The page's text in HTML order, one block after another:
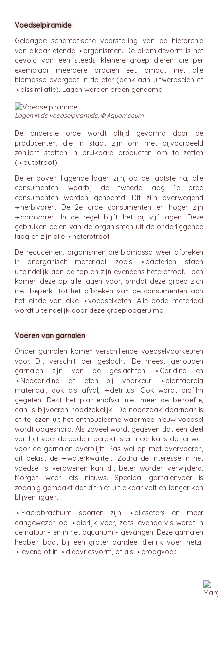
Voedselpiramide
Gelaagde schematische voorstelling van de hiërarchie
van elkaar etende ➛organismen. De piramidevorm is het
gevolg van een steeds kleinere groep dieren die per
exemplaar meerdere prooien eet, omdat niet alle
biomassa overgaat in de eter (denk aan uitwerpselen of
➛dissimilatie). Lagen worden orden genoemd.
Lagen in de voedselpiramide. © Aquamecum
De onderste orde wordt altijd gevormd door de
producenten, die in staat zijn om met bijvoorbeeld
zonlicht stoffen in bruikbare producten om te zetten
(➛autotroof).
De er boven liggende lagen zijn, op de laatste na, alle
consumenten, waarbij de tweede laag 1e orde
consumenten worden genoemd. Dit zijn overwegend
➛herbivoren. De 2e orde consumenten en hoger zijn
➛carnivoren. In de regel blijft het bij vijf lagen. Deze
gebruiken delen van de organismen uit de onderliggende
laag en zijn alle ➛heterotroof.
De reducenten, organismen die biomassa weer afbreken
in anorganisch materiaal, zoals ➛bacteriën, staan
uiteindelijk aan de top en zijn eveneens heterotroof. Toch
komen deze op alle lagen voor, omdat deze groep zich
niet beperkt tot het afbreken van de consumenten aan
het einde van elke ➛voedselketen. Alle dode materiaal
wordt uiteindelijk door deze groep opgeruimd.
Voeren van garnalen
Onder garnalen komen verschillende voedselvoorkeuren
voor. Dit verschilt per geslacht. De meest gehouden
garnalen zijn van de geslachten ➛Caridina en
➛Neocaridina en eten bij voorkeur ➛plantaardig
materiaal, ook als afval, ➛detritus. Ook wordt biofilm
gegeten. Dekt het plantenafval niet meer de behoefte,
dan is bijvoeren noodzakelijk. De noodzaak daarnaar is
af te lezen uit het enthousiasme waarmee nieuw voedsel
wordt opgesnord. Als zoveel wordt gegeven dat een deel
van het voer de bodem bereikt is er meer kans dat er wat
voor de garnalen overblijft. Pas wel op met overvoeren,
dit belast de ➛waterkwaliteit. Zodra de interesse in het
voedsel is verdwenen kan dit beter worden verwijderd.
Morgen weer iets nieuws. Speciaal garnalenvoer is
zodanig gemaakt dat dit niet uit elkaar valt en langer kan
blijven liggen.
➛Macrobrachium soorten zijn ➛alleseters en meer
aangewezen op ➛dierlijk voer, zelfs levende vis wordt in
de natuur - en in het aquarium - gevangen. Deze garnalen
hebben baat bij een groter aandeel dierlijk voer, hetzij
➛levend of in ➛diepvriesvorm, of als ➛droogvoer.